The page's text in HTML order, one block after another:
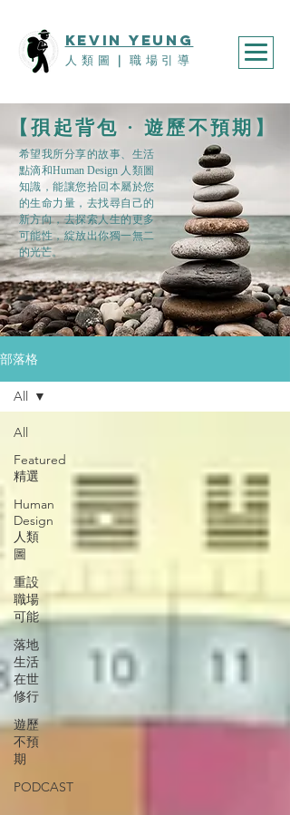
KEVIn YEUNG
人類圖 職場引導
​【孭起背包 · 遊歷不預期】
希望我所分享的故事、生活
點滴和Human Design 人類圖
知識，能讓您拾回本屬於您
的生命力量，去找尋自己的
新方向，去探索人生的更多
可能性，綻放出你獨一無二
的光芒。
部落格
All
Featured
精選
Human
Design
人類
圖
重設
職場
可能
落地
生活
在世
修行
遊歷
不預
期
PODCAST
All